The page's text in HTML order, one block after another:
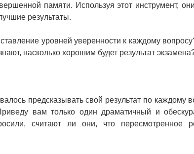
памяти. Используя этот инструмент,
результаты.
уровней уверенности к каждому
насколько хорошим будет результат
предсказывать свой результат по каждому
вам только один драматичный и
считают ли они, что пересмотренное